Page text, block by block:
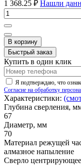
1 368.25 ₽ Нашли
В корзину
Быстрый заказ
Купить в один клик
Я подтверждаю, что
Согласие на обработку
Характеристики:
Глубина сверления,
67
Диаметр, мм
70
Материал режущей
алмазное напыление
Сверло центрирующее